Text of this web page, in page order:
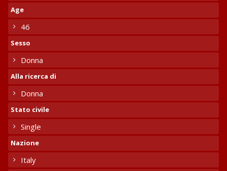
Age
46
Sesso
Donna
Alla ricerca di
Donna
Stato civile
Single
Nazione
Italy